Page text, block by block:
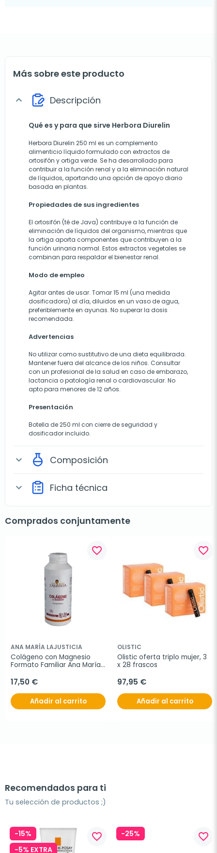
Más sobre este producto
expand_more Descripción
Qué es y para que sirve Herbora Diurelin
Herbora Diurelin 250 ml es un complemento
alimenticio líquido formulado con extractos de
ortosifón y ortiga verde. Se ha desarrollado para
contribuir a la función renal y a la eliminación natural
de líquidos, aportando una opción de apoyo diario
basada en plantas.
Propiedades de sus ingredientes
El ortosifón (té de Java) contribuye a la función de
eliminación de líquidos del organismo, mientras que
la ortiga aporta componentes que contribuyen a la
función urinaria normal. Estos extractos vegetales se
combinan para respaldar el bienestar renal.
Modo de empleo
Agitar antes de usar. Tomar 15 ml (una medida
dosificadora) al día, diluidos en un vaso de agua,
preferiblemente en ayunas. No superar la dosis
recomendada.
Advertencias
No utilizar como sustitutivo de una dieta equilibrada.
Mantener fuera del alcance de los niños. Consultar
con un profesional de la salud en caso de embarazo,
lactancia o patología renal o cardiovascular. No
apto para menores de 12 años.
Presentación
Botella de 250 ml con cierre de seguridad y
dosificador incluido.
expand_more Composición
expand_more Ficha técnica
Comprados conjuntamente
favorite_border
ANA MARÍA LAJUSTICIA
Colágeno con Magnesio
Formato Familiar Ana María
17,50 €
Añadir al carrito
favorite_border
OLISTIC
Olistic oferta triplo mujer, 3
x 28 frascos
97,95 €
Añadir al carrito
Recomendados para ti
Tu selección de productos ;)
-15%
-5% EXTRA
favorite_border -25% favorite_border